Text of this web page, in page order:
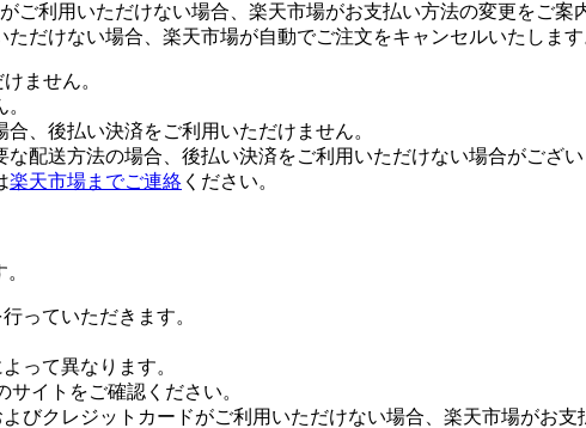
ご利用いただけない場合、楽天市場がお支払い方法の変更をご案
だけない場合、楽天市場が自動でご注文をキャンセルいたします
ません。
、後払い決済をご利用いただけません。
配送方法の場合、後払い決済をご利用いただけない場合がござい
楽天市場までご連絡 ください。
っていただきます。
って異なります。
サイトをご確認ください。
びクレジットカードがご利用いただけない場合、楽天市場がお